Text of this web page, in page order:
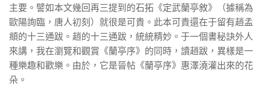
主要。譬如本文幾回再三提到的石拓《定武蘭亭敘》（據稱為
歐陽詢臨，唐人初刻）就很是可貴。此本可貴還在于留有趙孟
頫的十三通跋。趙的十三通跋，統統精妙。于一個書秘訣外人
來講，我在瀏覽和觀賞《蘭亭序》的同時，讀趙跋，異樣是一
種樂趣和歡樂。由於，它是晉帖《蘭亭序》惠澤澆灌出來的花
朵。